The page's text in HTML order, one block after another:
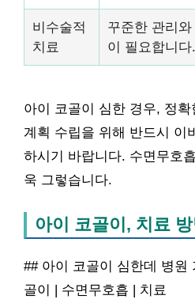
비수술적
치료
꾸준한 관리
이 필요합니다.
아이 코골이 심한 경우, 정
계획 수립을 위해 반드시 이
하시기 바랍니다. 수면무호
욱 그렇습니다.
아이 코골이, 치료
## 아이 코골이 심한데 병원
골이 | 수면무호흡 | 치료